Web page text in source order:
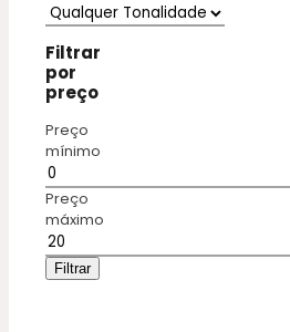
Filtrar
por
preço
Preço
mínimo
Preço
máximo
Filtrar